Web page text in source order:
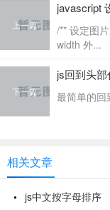
上一篇
javascript
/** 设定图
width 外...
下一篇
js回到头
相关文章
js中文按字母排序